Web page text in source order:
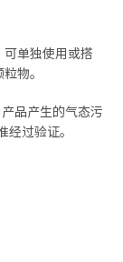
单独使用或搭
物。
品产生的气态污
过验证。